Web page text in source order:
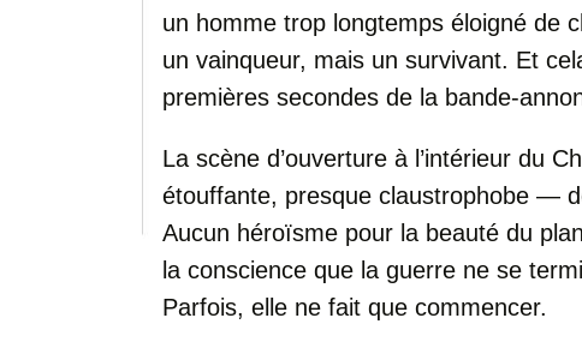
un homme trop longtemps éloigné de
un vainqueur, mais un survivant. Et
premières secondes de la bande-
La scène d’ouverture à l’intérieur du
étouffante, presque claustrophobe —
Aucun héroïsme pour la beauté du
la conscience que la guerre ne se
Parfois, elle ne fait que commencer.